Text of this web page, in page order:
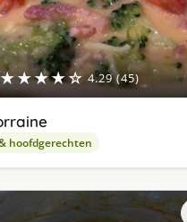
★★★★☆ 4.29 (45)
hoofdgerechten